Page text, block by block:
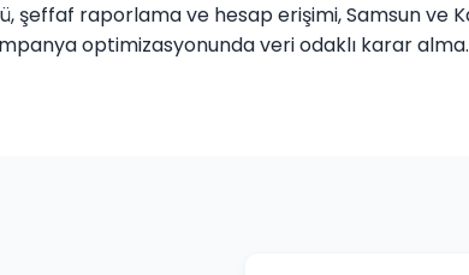
raporlama ve hesap erişimi, Samsun ve
optimizasyonunda veri odaklı karar alma.